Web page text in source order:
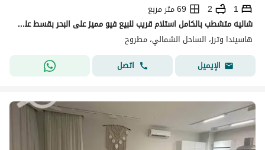
1
2
69 متر مربع
شاليه متشطب بالكامل استلام قريب للبيع فيو مميز على البحر بقسط على 8 سنين باقل مقدم في الساحل الشمالي
هاسيندا وترز، الساحل الشمالي، مطروح
الإيميل
اتصل